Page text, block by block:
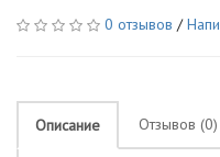
0 отзывов /
Описание Отзывов (0)